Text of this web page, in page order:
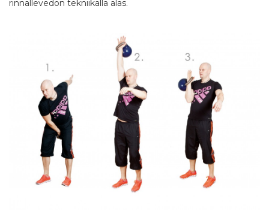
rinnallevedon tekniikalla alas.